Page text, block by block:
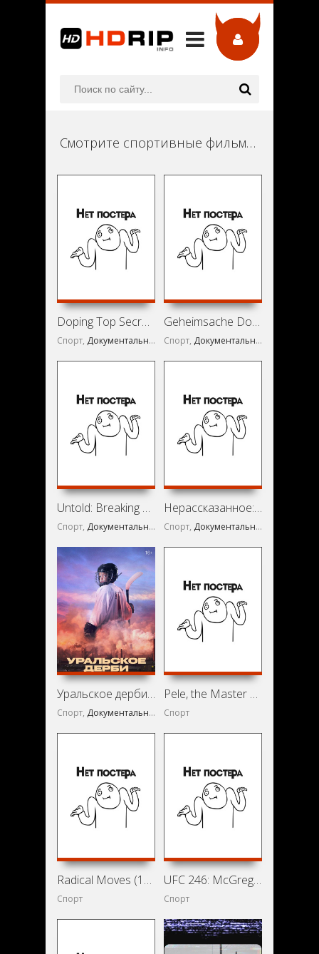
Смотрите спортивные фильмы онлайн в хорошем качестве
Doping Top Secret - Showdown for Russia (2016)
Спорт, Документальный
Geheimsache Doping - Wie Russland seine Sieger macht (2014)
Спорт, Документальный
Untold: Breaking Point (2021)
Спорт, Документальный
Нерассказанное: Кейтлин Дженнер (2021)
Спорт, Документальный
Уральское дерби (2021)
Спорт, Документальный
Pele, the Master and His Method (1982)
Спорт
Radical Moves (1986)
Спорт
UFC 246: McGregor vs. Cerrone (2020)
Спорт